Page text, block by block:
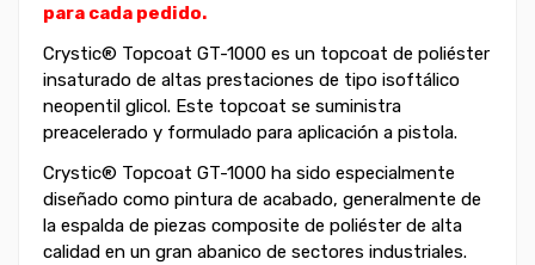
para cada pedido.
Crystic® Topcoat GT-1000 es un topcoat de poliéster
insaturado de altas prestaciones de tipo isoftálico
neopentil glicol. Este topcoat se suministra
preacelerado y formulado para aplicación a pistola.
Crystic® Topcoat GT-1000 ha sido especialmente
diseñado como pintura de acabado, generalmente de
la espalda de piezas composite de poliéster de alta
calidad en un gran abanico de sectores industriales.